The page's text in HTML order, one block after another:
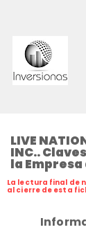
LIVE
INC..
la
La lectura final de
al cierre de esta